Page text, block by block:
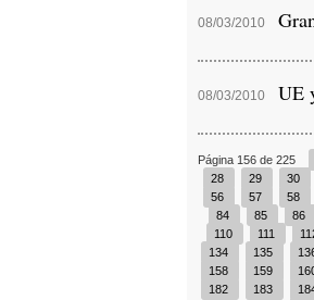
08/03/2010
08/03/2010 UE
Página 156 de 225
28
29 30
56
57 58
84
85 86
110
111
134
135
158
159
182
183